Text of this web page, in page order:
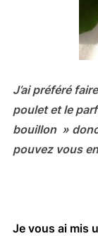
J’ai préféré
poulet et le
bouillon »
pouvez vous
Je vous ai mis